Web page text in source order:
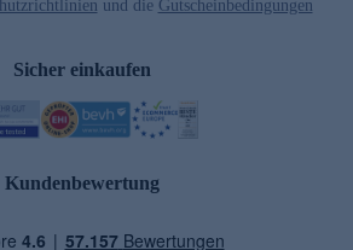
und die Gutscheinbedingungen
Sicher einkaufen
Kundenbewertung